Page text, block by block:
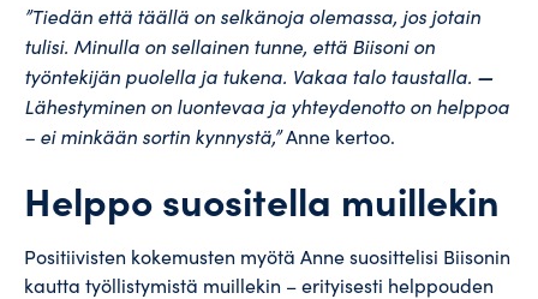
”Tiedän että täällä on selkänoja olemassa, jos jotain
tulisi. Minulla on sellainen tunne, että Biisoni on
työntekijän puolella ja tukena. Vakaa talo taustalla. —
Lähestyminen on luontevaa ja yhteydenotto on helppoa
– ei minkään sortin kynnystä,”Anne kertoo.
Helppo suositella muillekin
Positiivisten kokemusten myötä Anne suosittelisi Biisonin
kautta työllistymistä muillekin – erityisesti helppouden